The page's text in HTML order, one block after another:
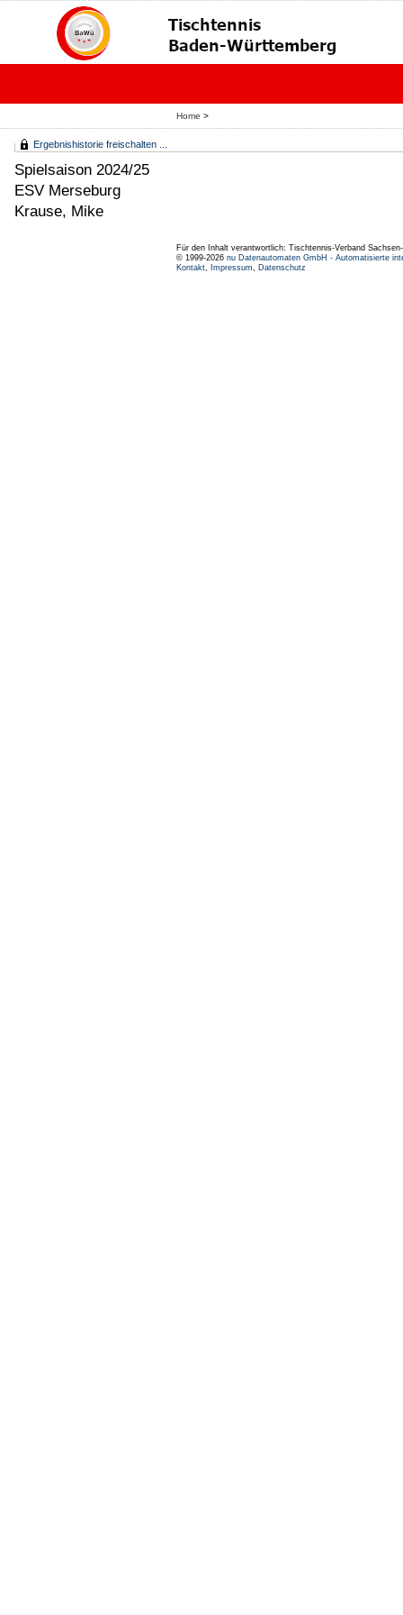
Home >
Ergebnishistorie freischalten ...
Spielsaison 2024/25
ESV Merseburg
Krause, Mike
Für den Inhalt verantwortlich: Tischtennis-Verband
© 1999-2026 nu Datenautomaten GmbH - Automatisierte
Kontakt, Impressum, Datenschutz